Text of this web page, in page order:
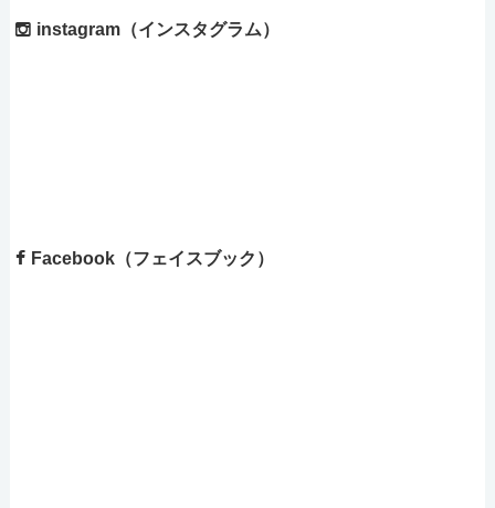
instagram（インスタグラム）
Facebook（フェイスブック）